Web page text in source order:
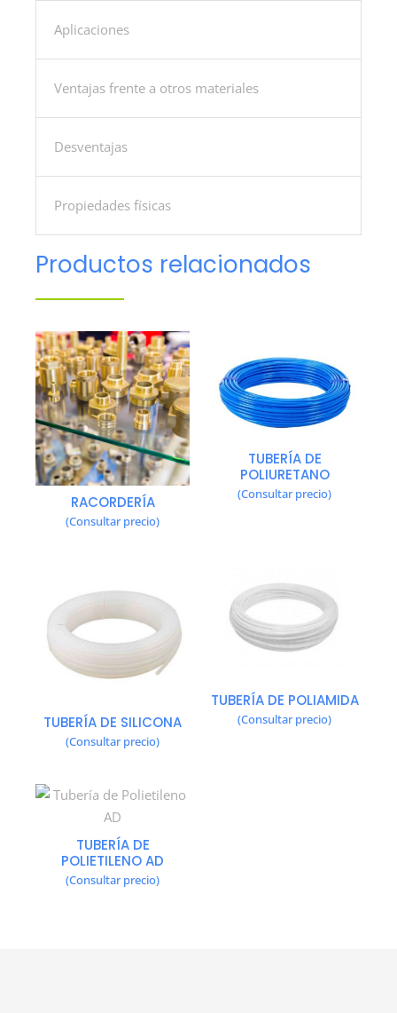
Aplicaciones
Ventajas frente a otros materiales
Desventajas
Propiedades físicas
Productos relacionados
RACORDERÍA
(Consultar precio)
TUBERÍA DE
POLIURETANO
(Consultar precio)
TUBERÍA DE SILICONA
(Consultar precio)
TUBERÍA DE POLIAMIDA
(Consultar precio)
TUBERÍA DE
POLIETILENO AD
(Consultar precio)